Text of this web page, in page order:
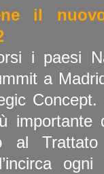
il
i paesi
a
importante
al